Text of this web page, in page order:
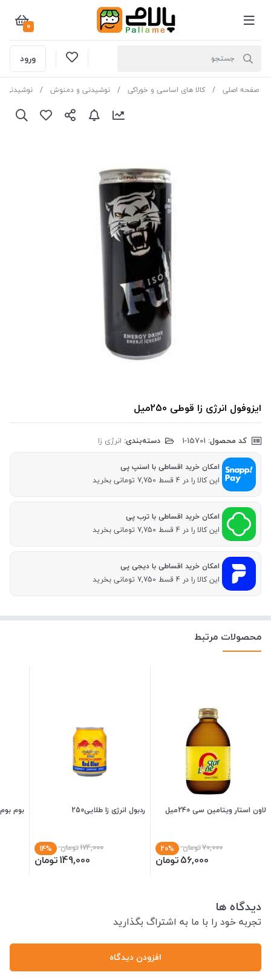
0
ورود
صفحه اصلی کالا های اساسی و خوراکی نوشیدنی و دمنوش نوشیدنی
ایزوفول انرژی زا قوطی 250میل
کد محصول: دسته‌بندی: انرژی زا
امکان خرید اقساطی با اسنپ پی
این کالا را در 4 قسط 7,750 تومانی بخرید
امکان خرید اقساطی با ترب پی
این کالا را در 4 قسط 7,750 تومانی بخرید
امکان خرید اقساطی با دیجی پی
این کالا را در 4 قسط 7,750 تومانی بخرید
محصولات مرتبط
لاون استار ویتامین سی 240میل
70,000تومان 20%
56,000تومان
ردبول انرژی زا طلایی250
174,000تومان 14%
149,000تومان
بوم بوم
دیدگاه ها
تجربه خود را با ما به اشتراگ بگذارید
افزودن دیدگاه